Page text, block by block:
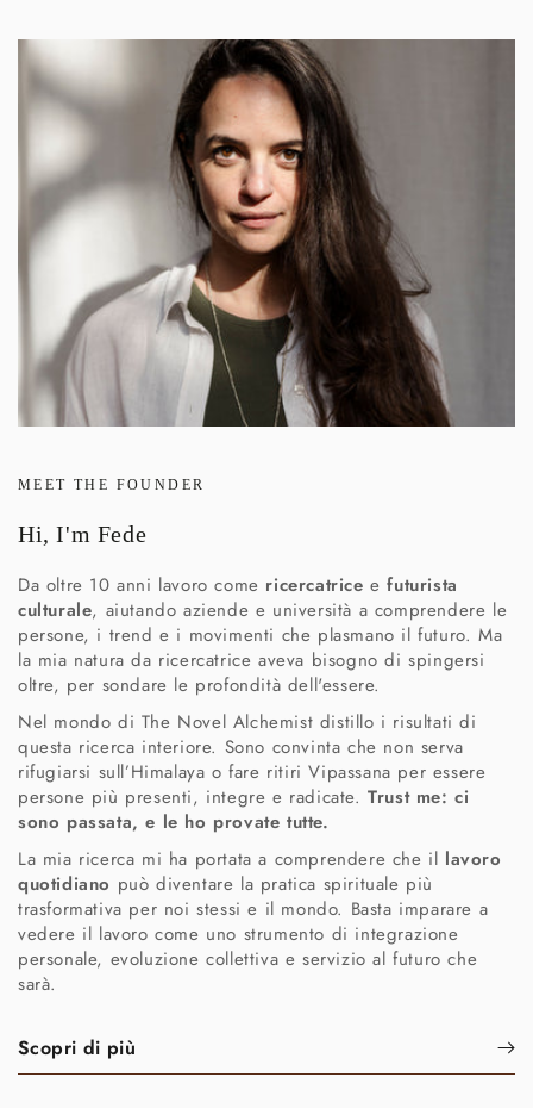
MEET THE FOUNDER
Hi, I'm Fede
Da oltre 10 anni lavoro come ricercatrice efuturista
culturale, aiutando aziende e università a comprendere le
persone, i trend e i movimenti che plasmano il futuro. Ma
la mia natura da ricercatrice aveva bisogno di spingersi
oltre, per sondare le profondità dell'essere.
Nel mondo di The Novel Alchemist distillo i risultati di
questa ricerca interiore. Sono convinta che non serva
rifugiarsi sull’Himalaya o fare ritiri Vipassana per essere
persone più presenti, integre e radicate.Trust me: ci
sono passata, e le ho provate tutte.
La mia ricerca mi ha portata a comprendere che il lavoro
quotidiano può diventare la pratica spirituale più
trasformativa per noi stessi e il mondo. Basta imparare a
vedere il lavoro come uno strumento di integrazione
personale, evoluzione collettiva e servizio al futuro che
sarà.
Scopri di più